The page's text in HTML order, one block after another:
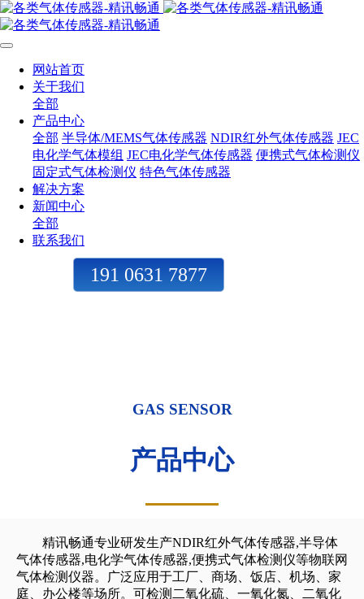
网站首页
关于我们
全部
产品中心
全部 半导体/MEMS气体传感器 NDIR红外气体传感器 JEC
电化学气体模组 JEC电化学气体传感器 便携式气体检测仪
固定式气体检测仪 特色气体传感器
解决方案
新闻中心
全部
联系我们
191 0631 7877
GAS SENSOR
产品中心
精讯畅通专业研发生产NDIR红外气体传感器,半导体
气体传感器,电化学气体传感器,便携式气体检测仪等物联网
气体检测仪器。广泛应用于工厂、商场、饭店、机场、家
庭、办公楼等场所。可检测二氧化硫、一氧化氮、二氧化